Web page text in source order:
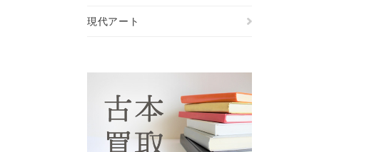
現代アート